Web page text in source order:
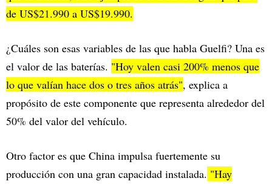
de US$21.990 a US$19.990.
¿Cuáles son esas variables de las que habla Guelfi? Una es
el valor de las baterías. "Hoy valen casi 200% menos que
lo que valían hace dos o tres años atrás", explica a
propósito de este componente que representa alrededor del
50% del valor del vehículo.
Otro factor es que China impulsa fuertemente su
producción con una gran capacidad instalada. "Hay